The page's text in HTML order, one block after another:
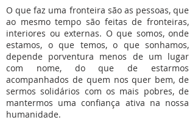
O que faz uma fronteira são as pessoas, que
ao mesmo tempo são feitas de fronteiras,
interiores ou externas. O que somos, onde
estamos, o que temos, o que sonhamos,
depende porventura menos de um lugar
com nome, do que de estarmos
acompanhados de quem nos quer bem, de
sermos solidários com os mais pobres, de
mantermos uma confiança ativa na nossa
humanidade.